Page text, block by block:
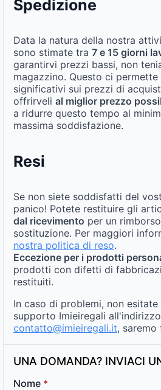
Spedizione
Data la natura della nostra
sono stimate tra 7 e 15 giorni
garantirvi prezzi bassi, non
magazzino. Questo ci
significativi sui prezzi di
offrirveli al miglior prezzo
a ridurre questo tempo al
massima soddisfazione.
Resi
Se non siete soddisfatti del
panico! Potete restituire gli
dal ricevimento per un
sostituzione. Per maggiori
nostra politica di reso.
Eccezione per i prodotti
prodotti con difetti di
restituiti.
In caso di problemi, non
supporto Imieiregali
contatto@imieiregali.it,
UNA DOMANDA? INVIACI
Nome *